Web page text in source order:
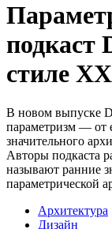
подкаст
стиле
В новом выпуске
параметризм — от
значительного
Авторы подкаста
называют ранние
параметрической
Архитектура
Дизайн